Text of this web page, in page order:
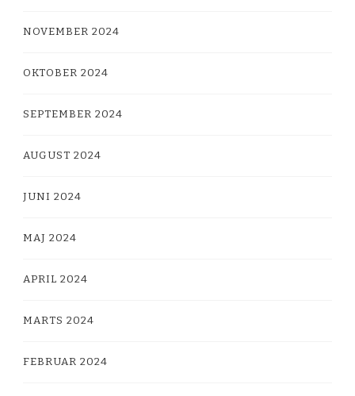
NOVEMBER 2024
OKTOBER 2024
SEPTEMBER 2024
AUGUST 2024
JUNI 2024
MAJ 2024
APRIL 2024
MARTS 2024
FEBRUAR 2024